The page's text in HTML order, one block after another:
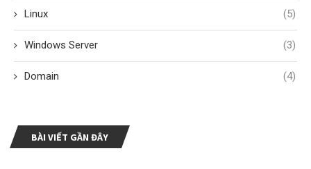
Linux (5)
Windows Server (3)
Domain (4)
BÀI VIẾT GẦN ĐÂY